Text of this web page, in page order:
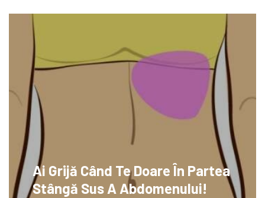
Ai Grijă Când Te Doare În Partea
Stângă Sus A Abdomenului!